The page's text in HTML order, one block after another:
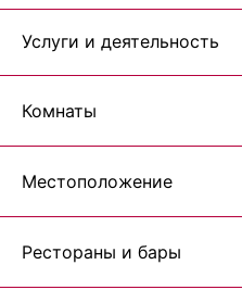
Услуги и деятельность
Комнаты
Местоположение
Рестораны и бары